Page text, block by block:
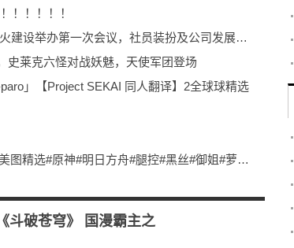
！！！！！
【世界新要闻】【Holo资讯站】120期 不知火建设举办第一次会议，社员装扮及公司发展规划公开
史莱克六怪对战妖魅，天使军团登场
」【Project SEKAI 同人翻译】2全球球精选
【新要闻】00369期Pixiv站人气热榜二次元美图精选#原神#明日方舟#腿控#黑丝#御姐#萝莉#性感#可爱
斗破苍穹》 国漫霸主之